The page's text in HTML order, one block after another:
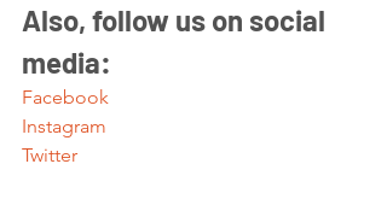
Also, follow us on social
media:
Facebook
Instagram
Twitter